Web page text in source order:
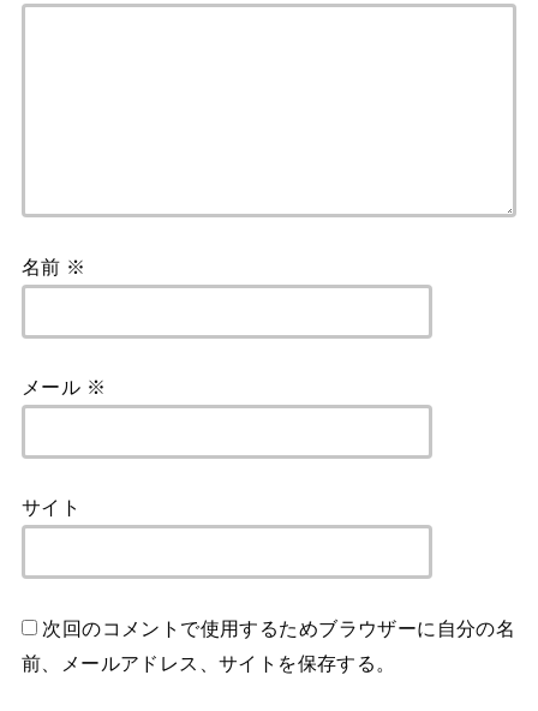
名前 ※
メール ※
サイト
次回のコメントで使用するためブラウザーに自分の名
前、メールアドレス、サイトを保存する。